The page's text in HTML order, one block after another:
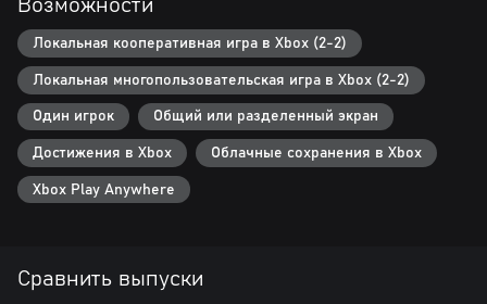
Возможности
Локальная кооперативная игра в Xbox (2-2)
Локальная многопользовательская игра в Xbox (2-2)
Один игрок Общий или разделенный экран
Достижения в Xbox Облачные сохранения в Xbox
Xbox Play Anywhere
Сравнить выпуски